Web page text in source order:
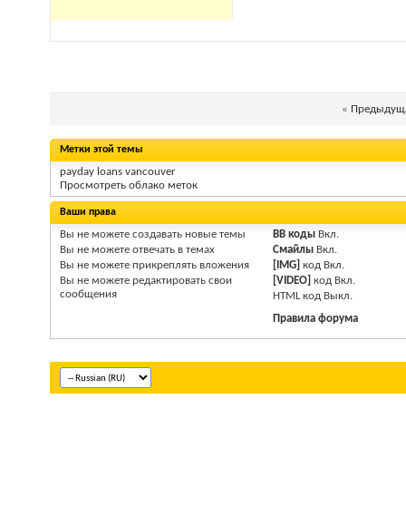
«
Метки этой темы
payday loans vancouver
Просмотреть облако меток
Ваши права
Вы не можете создавать новые темы
Вы не можете отвечать в темах
Вы не можете прикреплять вложения
Вы не можете редактировать свои
сообщения
BB коды Вкл.
Смайлы Вкл.
[IMG] код Вкл.
[VIDEO] код Вкл.
HTM L код Выкл.
Правила форума